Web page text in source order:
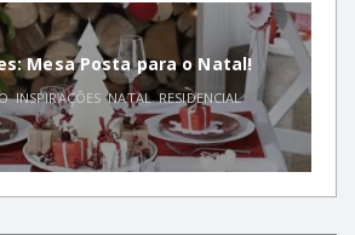
Mesa Posta para o Natal!
,INSPIRAÇÕES ,NATAL,RESIDENCIAL